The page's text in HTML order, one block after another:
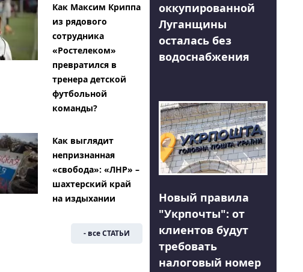
Как Максим Криппа
из рядового
сотрудника
«Ростелеком»
превратился в
тренера детской
футбольной
команды?
Как выглядит
непризнанная
«свобода»: «ЛНР» –
шахтерский край
на издыхании
- все СТАТЬИ
оккупированной
Луганщины
осталась без
водоснабжения
Новый правила
"Укрпочты": от
клиентов будут
требовать
налоговый номер